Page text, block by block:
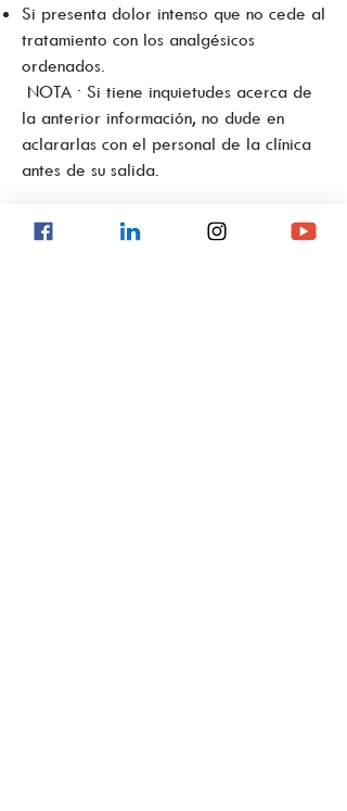
Si presenta dolor intenso que no cede al
tratamiento con los analgésicos
ordenados.
NOTA ∙ Si tiene inquietudes acerca de
la anterior información, no dude en
aclararlas con el personal de la clínica
antes de su salida.
9.3 Cuidados post colectomía total